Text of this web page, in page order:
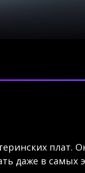
плат.
даже в самых